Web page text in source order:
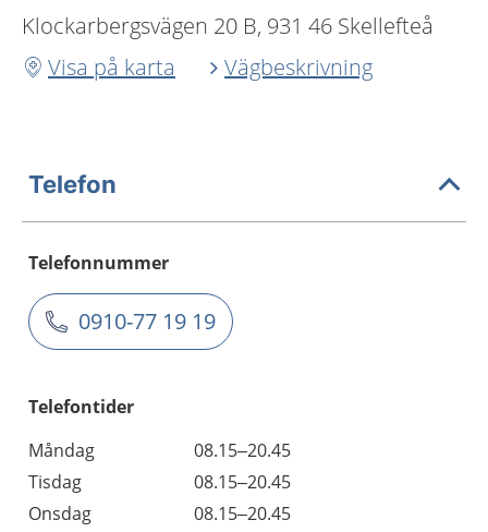
Klockarbergsvägen 20 B, 931 46 Skellefteå
Visa på karta
Vägbeskrivning
Telefon
Telefonnummer
0910-77 19 19
Telefontider
Måndag
08.15–20.45
Tisdag
08.15–20.45
Onsdag
08.15–20.45